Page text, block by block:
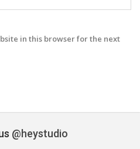
in this browser for the next
@heystudio